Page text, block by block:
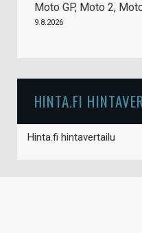
Moto GP, Moto 2,
9.8.2026
HINTA.FI
Hinta.fi hintavertailu